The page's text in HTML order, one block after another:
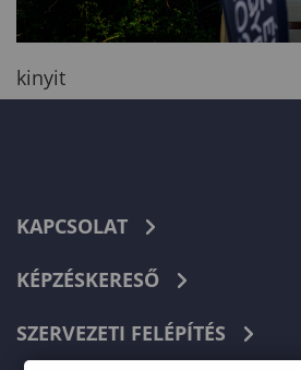
kinyit
KAPCSOLAT
KÉPZÉSKERESŐ
SZERVEZETI FELÉPÍTÉS